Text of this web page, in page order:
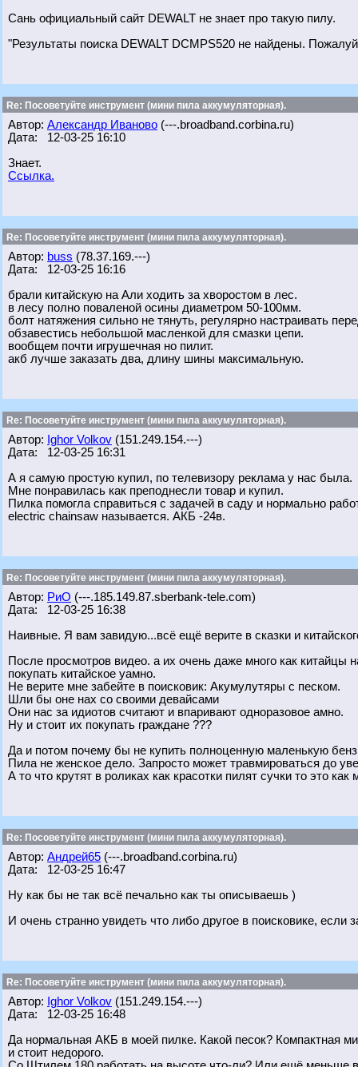
Сань официальный сайт DEWALT не знает про такую пилу.
"Результаты поиска DEWALT DCMPS520 не найдены.
Re: Посоветуйте инструмент (мини пила аккумуляторная).
Автор: Александр Иваново (---.broadband.corbina.ru)
Дата: 12-03-25 16:10
Знает.
Ссылка.
Re: Посоветуйте инструмент (мини пила аккумуляторная).
Автор: buss (78.37.169.---)
Дата: 12-03-25 16:16
брали китайскую на Али ходить за хворостом в лес.
в лесу полно поваленой осины диаметром 50-100мм.
болт натяжения сильно не тянуть, регулярно настраивать
обзавестись небольшой масленкой для смазки цепи.
вообщем почти игрушечная но пилит.
акб лучше заказать два, длину шины максимальную.
Re: Посоветуйте инструмент (мини пила аккумуляторная).
Автор: Ighor Volkov (151.249.154.---)
Дата: 12-03-25 16:31
А я самую простую купил, по телевизору реклама у нас была.
Мне понравилась как преподнесли товар и купил.
Пилка помогла справиться с задачей в саду и нормально
electric chainsaw называется. АКБ -24в.
Re: Посоветуйте инструмент (мини пила аккумуляторная).
Автор: РиО (---.185.149.87.sberbank-tele.com)
Дата: 12-03-25 16:38
Наивные. Я вам завидую...всё ещё верите в сказки и
После просмотров видео. а их очень даже много как китайцы
покупать китайское уамно.
Не верите мне забейте в поисковик: Акумулутяры с песком.
Шли бы оне нах со своими девайсами
Они нас за идиотов считают и впаривают одноразовое амно.
Ну и стоит их покупать граждане ???
Да и потом почему бы не купить полноценную маленькую
Пила не женское дело. Запросто может травмироваться до
А то что крутят в роликах как красотки пилят сучки то это
Re: Посоветуйте инструмент (мини пила аккумуляторная).
Автор: Андрей65 (---.broadband.corbina.ru)
Дата: 12-03-25 16:47
Ну как бы не так всё печально как ты описываешь )
И очень странно увидеть что либо другое в поисковике, если
Re: Посоветуйте инструмент (мини пила аккумуляторная).
Автор: Ighor Volkov (151.249.154.---)
Дата: 12-03-25 16:48
Да нормальная АКБ в моей пилке. Какой песок? Компактная
и стоит недорого.